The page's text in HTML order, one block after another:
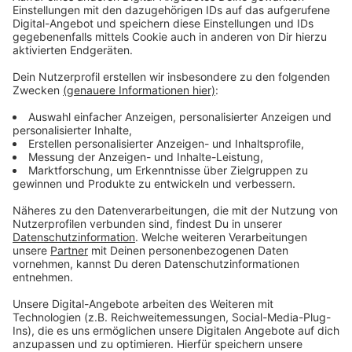
Anzeige
Vorstellen brauchen wir ihn euch nicht. Seit 2003
treibt Jürgen Bangert nun als "Elvis Eifel" seine Späße
am Telefon mit seinen Hörerinnen und Hörern im Radio.
Aber selbst seine 'Opfer' müssen am Ende mit lachen -
wenn auch nicht immer. Und weil ihr nicht genug von
ihm bekommen könnt, ist Elvis nun unter die Podcaster
gegangen. Somit steht euch Elvis rund um die Uhr zur
Verfügung. Hier bekommt Ihr außerdem den
"Directors-Cut" - die Original-Telefonate in längerer
Version. Elvis wird sich mit Kollegen und ehemaligen
"Opfern" über die Telefonate aus den letzten zwei
Jahrzehnten unterhalten. Wir erfahren auch, wie es ihm
dabei ergangen ist und wobei er selbst mal ins
Schleudern gekommen ist. Viel Spaß beim Zuhören und